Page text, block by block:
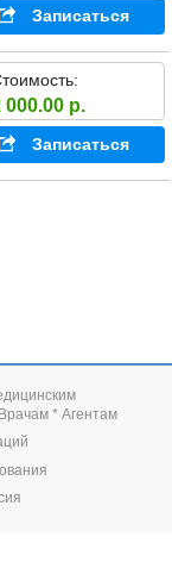
Записаться
000.00 р.
Записаться
* Агентам